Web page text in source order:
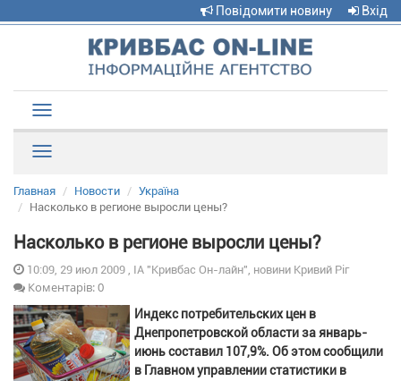
Повідомити новину Вхід
navigation
Главная Новости
Україна
Насколько в регионе выросли цены?
Насколько в регионе выросли цены?
10:09, 29 июл 2009 , ІА "Кривбас Он-лайн", новини Кривий Ріг
Коментарів: 0
Индекс потребительских цен в
Днепропетровской области за январь-
июнь составил 107,9%. Об этом сообщили
в Главном управлении статистики в